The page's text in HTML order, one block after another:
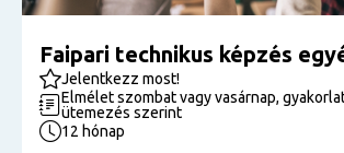
Faipari technikus képzés
Jelentkezz most!
Elmélet szombat vagy vasárnap,
ütemezés szerint
12 hónap